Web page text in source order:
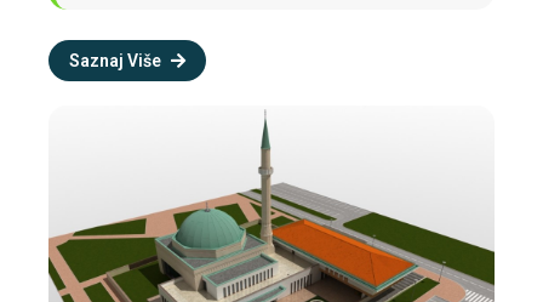
Saznaj Više